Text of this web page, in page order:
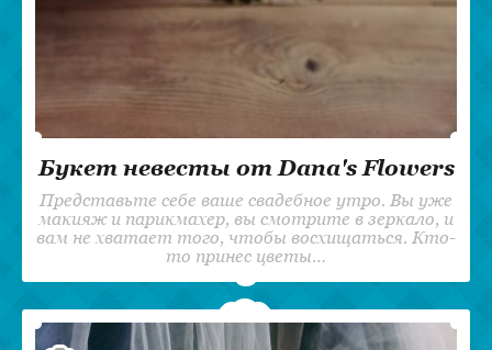
Букет невесты от Dana's Flowers
Представьте себе ваше свадебное утро. Вы уже
макияж и парикмахер, вы смотрите в зеркало, и
вам не хватает того, чтобы восхищаться. Кто-
то принес цветы…